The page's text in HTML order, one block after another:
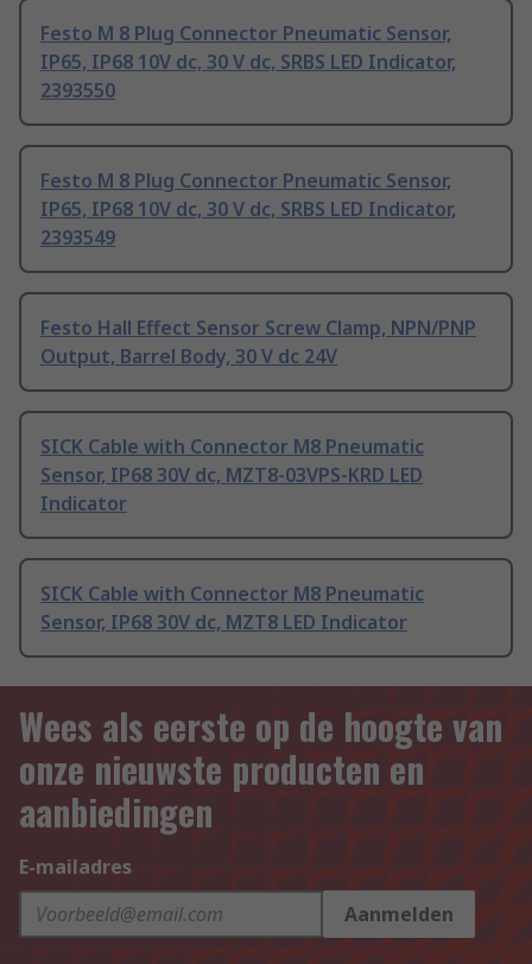
Festo M 8 Plug Connector Pneumatic Sensor,
IP65, IP68 10V dc, 30 V dc, SRBS LED Indicator,
2393550
Festo M 8 Plug Connector Pneumatic Sensor,
IP65, IP68 10V dc, 30 V dc, SRBS LED Indicator,
2393549
Festo Hall Effect Sensor Screw Clamp, NPN/PNP
Output, Barrel Body, 30 V dc 24V
SICK Cable with Connector M8 Pneumatic
Sensor, IP68 30V dc, MZT8-03VPS-KRD LED
Indicator
SICK Cable with Connector M8 Pneumatic
Sensor, IP68 30V dc, MZT8 LED Indicator
Wees als eerste op de hoogte van
onze nieuwste producten en
aanbiedingen
E-mailadres
Aanmelden